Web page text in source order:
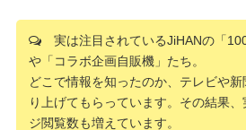
実は注目されているJiHANの「
や「コラボ企画自販機」たち。
どこで情報を知ったのか、テレビや
り上げてもらっています。その結果
ジ閲覧数も増えています。